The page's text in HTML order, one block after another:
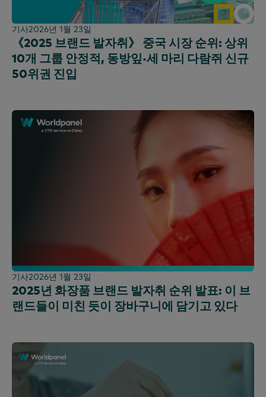
기사2026년 1월 23일
《2025 브랜드 발자취》 중국 시장 순위: 상위
10개 그룹 안정적, 동방잎·세 마리 다람쥐 신규
50위권 진입
기사2026년 1월 23일
2025년 화장품 브랜드 발자취 순위 발표: 이 브
랜드들이 미친 듯이 장바구니에 담기고 있다